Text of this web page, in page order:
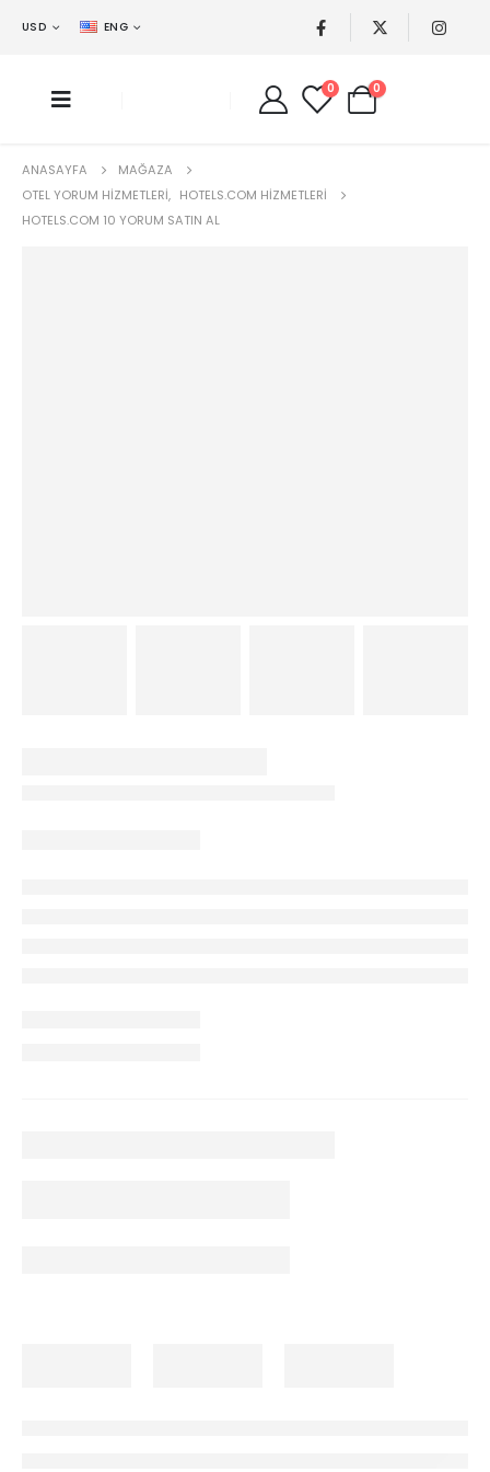
USD ENG
0 0
ANASAYFA
MAĞAZA
OTEL YORUM HIZMETLERI, HOTELS.COM HIZMETLERI
HOTELS.COM 10 YORUM SATIN AL